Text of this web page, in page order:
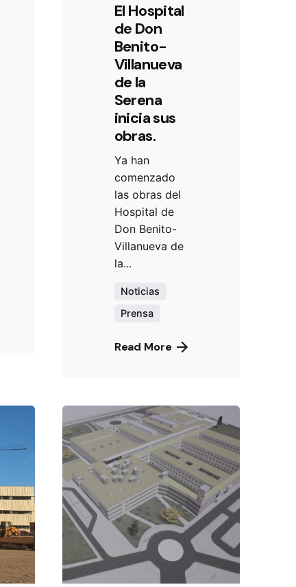
El Hospital
de Don
Benito-
Villanueva
de la
Serena
inicia sus
obras.
Ya han
comenzado
las obras del
Hospital de
Don Benito-
Villanueva de
la...
Noticias
Prensa
Read More
Posted
by
admin